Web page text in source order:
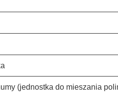
(jednostka do mieszania